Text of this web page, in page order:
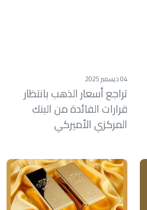
04 ديسمبر 2025
تراجع أسعار الذهب بانتظار
قرارات الفائدة من البنك
المركزي الأميركي